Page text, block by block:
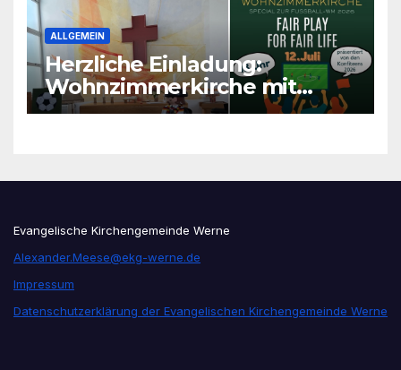
ALLGEMEIN
Herzliche Einladung:
Wohnzimmerkirche mit
unseren Konfis
Evangelische Kirchengemeinde Werne
Alexander.Meese@ekg-werne.de
Impressum
Datenschutzerklärung der Evangelischen Kirchengemeinde Werne